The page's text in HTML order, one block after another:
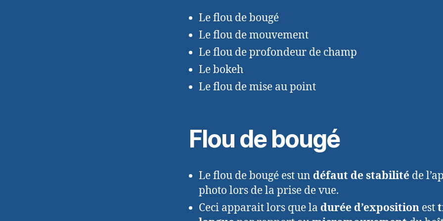
Le flou de bougé
Le flou de mouvement
Le flou de profondeur de champ
Le bokeh
Le flou de mise au point
Flou de bougé
Le flou de bougé est un défaut de stabilité de
photo lors de la prise de vue.
Ceci apparait lors que la durée d’exposition est